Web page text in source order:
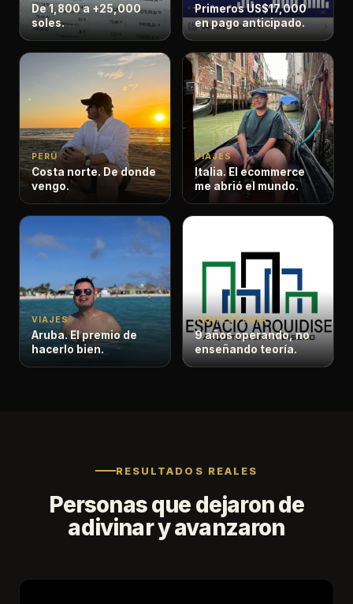
De 1,800 a +25,000
soles.
Primeros US$17,000
en pago anticipado.
PERÚ
Costa norte. De donde
vengo.
VIAJES
Italia. El ecommerce
me abrió el mundo.
VIAJES
Aruba. El premio de
hacerlo bien.
TRAYECTORIA
9 años operando, no
enseñando teoría.
RESULTADOS REALES
Personas que dejaron de
adivinar y avanzaron